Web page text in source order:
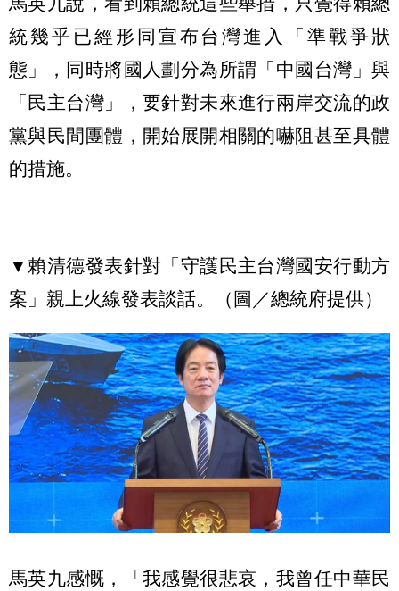
統幾乎已經形同宣布台灣進入「準戰爭狀
態」，同時將國人劃分為所謂「中國台灣」與
「民主台灣」，要針對未來進行兩岸交流的政
黨與民間團體，開始展開相關的嚇阻甚至具體
的措施。
▼賴清德發表針對「守護民主台灣國安行動方
案」親上火線發表談話。（圖／總統府提供）
馬英九感慨，「我感覺很悲哀，我曾任中華民